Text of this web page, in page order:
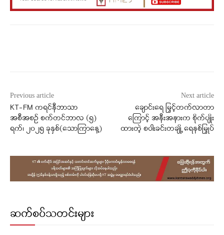
Previous article
KT-FM ကရင်နီဘာသာ
အစီအစဉ် စက်တင်ဘာလ (၅)
ရက်၊ ၂၀၂၅ ခုနှစ်(သောကြာနေ့)
Next article
ချောင်းရေ မြှင့်တက်လာတာ
ကြောင့် အနီးအနားက စိုက်ပျိုး
ထားတဲ့ စပါးခင်းတချို့ ရေနစ်မြှုပ်
ဆက်စပ်သတင်းများ